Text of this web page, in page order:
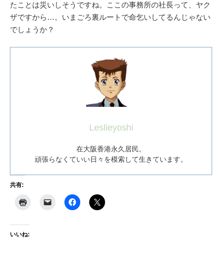
たことは災いしそうですね。ここの事務所の社長って、ヤク
ザですから…。いまごろ裏ルートで命乞いしてるんじゃない
でしょうか？
Leslieyoshi
在大阪香港永久居民。
頑張らなくていい日々を模索して生きています。
共有:
いいね: